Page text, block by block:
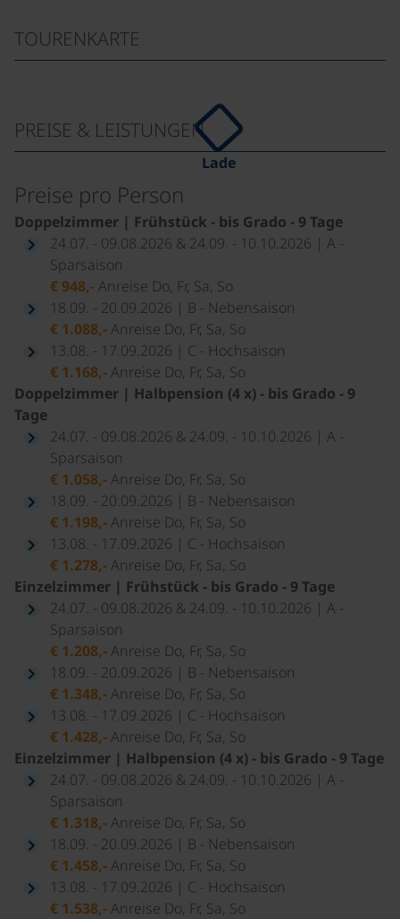
TOURENKARTE
Lade
PREISE & LEISTUNGEN
Preise pro Person
Doppelzimmer | Frühstück - bis Grado - 9 Tage
24.07. - 09.08.2026 & 24.09. - 10.10.2026 | A -
Sparsaison
€ 948,-Anreise Do, Fr, Sa, So
18.09. - 20.09.2026 | B - Nebensaison
€ 1.088,-Anreise Do, Fr, Sa, So
13.08. - 17.09.2026 | C - Hochsaison
€ 1.168,-Anreise Do, Fr, Sa, So
Doppelzimmer | Halbpension (4 x) - bis Grado - 9
Tage
24.07. - 09.08.2026 & 24.09. - 10.10.2026 | A -
Sparsaison
€ 1.058,-Anreise Do, Fr, Sa, So
18.09. - 20.09.2026 | B - Nebensaison
€ 1.198,-Anreise Do, Fr, Sa, So
13.08. - 17.09.2026 | C - Hochsaison
€ 1.278,-Anreise Do, Fr, Sa, So
Einzelzimmer | Frühstück - bis Grado - 9 Tage
24.07. - 09.08.2026 & 24.09. - 10.10.2026 | A -
Sparsaison
€ 1.208,-Anreise Do, Fr, Sa, So
18.09. - 20.09.2026 | B - Nebensaison
€ 1.348,-Anreise Do, Fr, Sa, So
13.08. - 17.09.2026 | C - Hochsaison
€ 1.428,-Anreise Do, Fr, Sa, So
Einzelzimmer | Halbpension (4 x) - bis Grado - 9 Tage
24.07. - 09.08.2026 & 24.09. - 10.10.2026 | A -
Sparsaison
€ 1.318,-Anreise Do, Fr, Sa, So
18.09. - 20.09.2026 | B - Nebensaison
€ 1.458,-Anreise Do, Fr, Sa, So
13.08. - 17.09.2026 | C - Hochsaison
€ 1.538,-Anreise Do, Fr, Sa, So